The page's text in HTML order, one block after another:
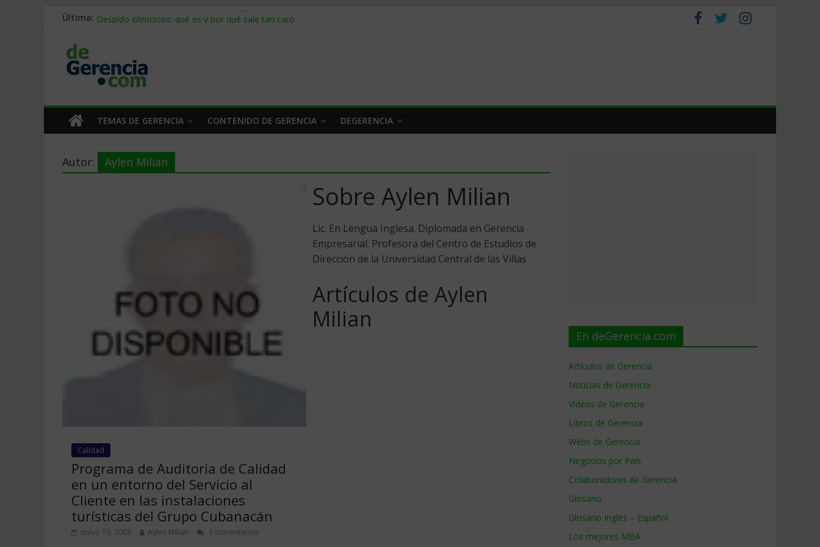
Última: Stablecoins para empresas: cómo pagar y cobrar en 2026
Trabajo forzoso en la cadena de suministro: qué hacer
Mercado hispano de EE. UU.: cómo segmentarlo y venderle
TEMAS DE GERENCIA CONTENIDO DE GERENCIA DEGERENCIA
Autor: Aylen Milian
Sobre Aylen Milian
Lic. En Lengua Inglesa. Diplomada en Gerencia
Empresarial. Profesora del Centro de Estudios de
Dirección de la Universidad Central de las Villas
Artículos de Aylen
Milian
Calidad
Programa de Auditoria de Calidad
en un entorno del Servicio al
Cliente en las instalaciones
turísticas del Grupo Cubanacán
mayo 19, 2003 Aylen Milian 3 comentarios
En deGerencia.com
Artículos de Gerencia
Noticias de Gerencia
Videos de Gerencia
Libros de Gerencia
Webs de Gerencia
Negocios por País
Colaboradores de Gerencia
Glosario
Glosario Inglés – Español
Los mejores MBA